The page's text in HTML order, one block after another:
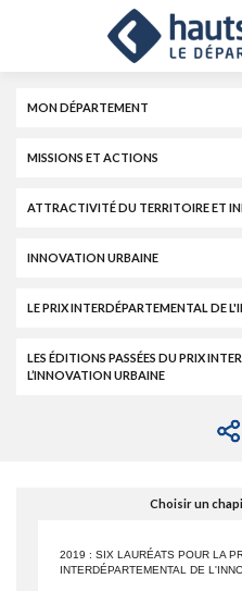
recherche
MON DÉPARTEMENT
MISSIONS ET ACTIONS
ATTRACTIVITÉ DU TERRITOIRE ET
INNOVATION URBAINE
LE PRIX INTERDÉPARTEMENTAL DE
LES ÉDITIONS PASSÉES DU PRIX
L’INNOVATION URBAINE
Choisir un
2019 : SIX LAURÉATS POUR LA
INTERDÉPARTEMENTAL DE
Cookies et traceurs utilisés sur